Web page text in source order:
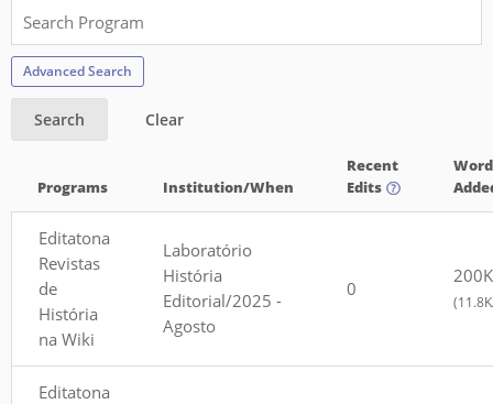
Advanced Search
Search Clear
Programs Institution/When
Recent
Edits
Editatona
Revistas
de
História
na Wiki
Laboratório
História
Editorial/2025 -
Agosto
0
200K
Editatona